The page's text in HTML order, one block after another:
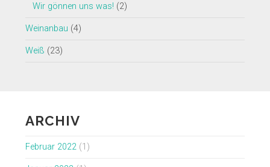
Wir gönnen uns was! (2)
Weinanbau (4)
Weiß (23)
ARCHIV
Februar 2022(1)